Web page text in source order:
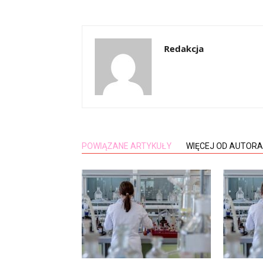
Redakcja
POWIĄZANE ARTYKUŁY WIĘCEJ OD AUTORA